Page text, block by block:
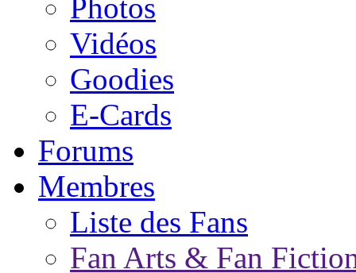
Photos
Vidéos
Goodies
E-Cards
Forums
Membres
Liste des Fans
Fan Arts & Fan